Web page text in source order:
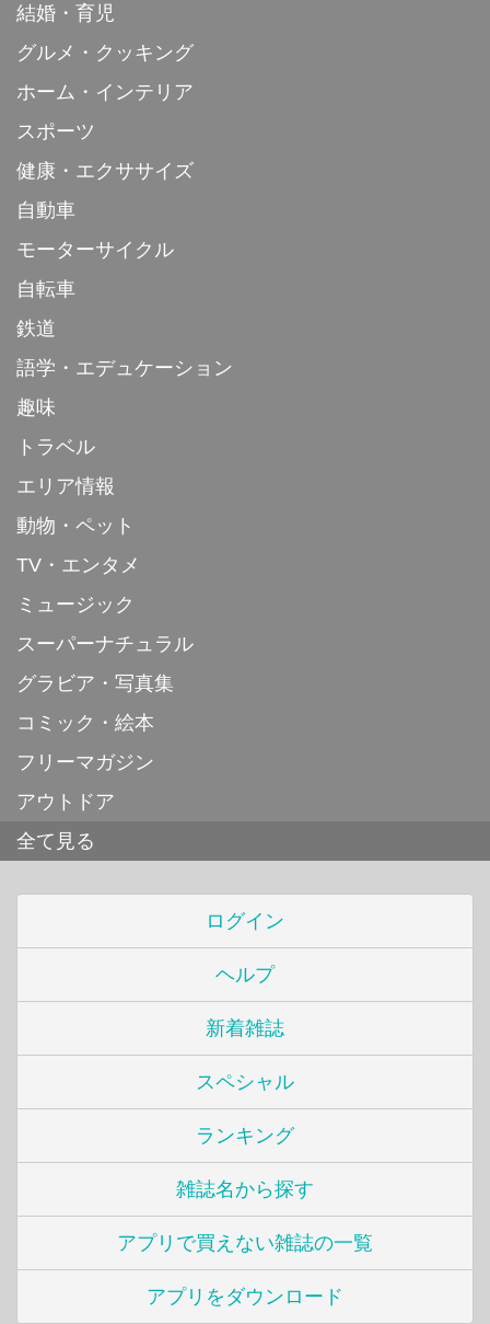
結婚・育児
グルメ・クッキング
ホーム・インテリア
スポーツ
健康・エクササイズ
自動車
モーターサイクル
自転車
鉄道
語学・エデュケーション
趣味
トラベル
エリア情報
動物・ペット
TV・エンタメ
ミュージック
スーパーナチュラル
グラビア・写真集
コミック・絵本
フリーマガジン
アウトドア
全て見る
ログイン
ヘルプ
新着雑誌
スペシャル
ランキング
雑誌名から探す
アプリで買えない雑誌の一覧
アプリをダウンロード